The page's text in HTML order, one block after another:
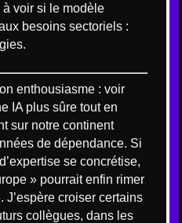
voir si le modèle
besoins sectoriels :
enthousiasme : voir
IA plus sûre tout en
sur notre continent
de dépendance. Si
se concrétise,
» pourrait enfin rimer
J’espère croiser certains
collègues, dans les